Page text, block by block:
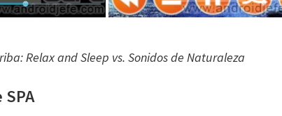
Relax and Sleep vs. Sonidos de Naturaleza